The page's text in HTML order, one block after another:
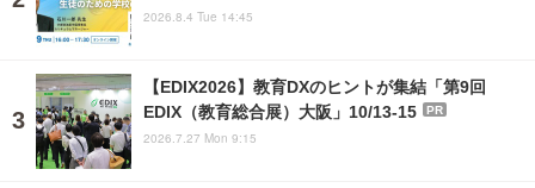
2026.8.4 Tue 14:45
【EDIX2026】教育DXのヒントが集結「第9回
EDIX（教育総合展）大阪」10/13-15
PR
2026.7.27 Mon 9:15